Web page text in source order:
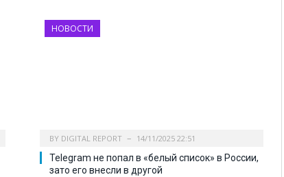
НОВОСТИ
BY DIGITAL REPORT 14/11/2025 22:51
Telegram не попал в «белый список» в России,
зато его внесли в другой